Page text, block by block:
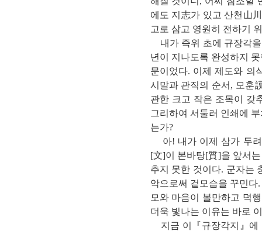
에도 지志가 있고 산천山
고로 삼고 영원히 전하기
내가 즉위 초에 규장각을
년이 지나도록 완성하지
문이었다. 이제 제도와 의
시말과 관직의 순서, 모훈
관한 크고 작은 조목이 갖
그리하여 서둘러 인쇄에
는가?
아! 내가 이제 삼가 두려
[文]이 본바탕[質]을 앞서
추지 못한 것이다. 군자는
악으로써 겉모습을 꾸민다
모와 마음이 볼만하고 덕
더욱 빛나는 이유는 바로
지금 이『규장각지』에